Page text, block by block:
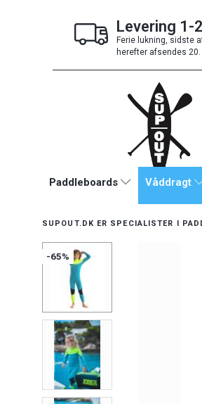
Levering 1-
Ferie lukning, sidste
herefter afsendes 20.
Paddleboards Våddragt
SUPOUT.DK ER SPECIALISTER I
-65%